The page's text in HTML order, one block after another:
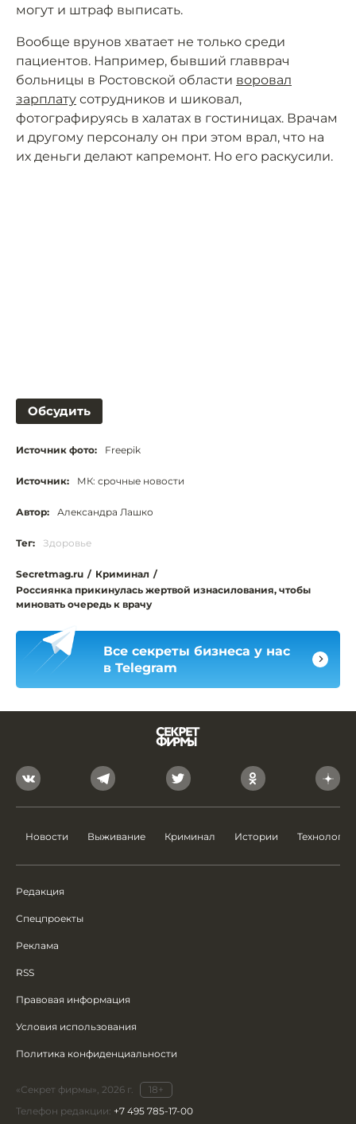
могут и штраф выписать.
Вообще врунов хватает не только среди
пациентов. Например, бывший главврач
больницы в Ростовской области воровал
зарплату сотрудников и шиковал,
фотографируясь в халатах в гостиницах. Врачам
и другому персоналу он при этом врал, что на
их деньги делают капремонт. Но его раскусили.
Обсудить
Источник фото: Freepik
Источник: МК: срочные новости
Автор: Александра Лашко
Тег: Здоровье
Secretmag.ru / Криминал /
Россиянка прикинулась жертвой изнасилования, чтобы
миновать очередь к врачу
Все секреты бизнеса у нас
в Telegram
Новости Выживание Криминал Истории Технологии
Редакция
Спецпроекты
Реклама
RSS
Правовая информация
Условия использования
Политика конфиденциальности
«Секрет фирмы», 2026 г.
18+
Телефон редакции: +7 495 785-17-00